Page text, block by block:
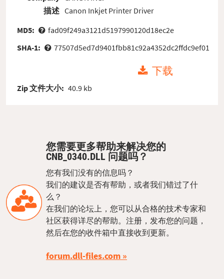
描述 Canon Inkjet Printer Driver
MD5:
fad09f249a3121d5197990120d18ec2e
SHA-1:
77507d5ed7d9401fbb81c92a4352dc2ffdc9ef01
下载
Zip 文件大小: 40.9 kb
您需要更多帮助来解决您的
CNB_0340.DLL 问题吗？
您有我们没有的信息吗？
我们的建议是否有帮助，或者我们错过了什
么？
在我们的论坛上，您可以从合格的技术专家和
社区获得详尽的帮助。注册，发布您的问题，
然后在您的收件箱中直接收到更新。
forum.dll-files.com